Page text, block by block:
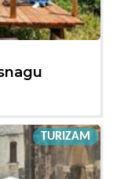
TURIZAM